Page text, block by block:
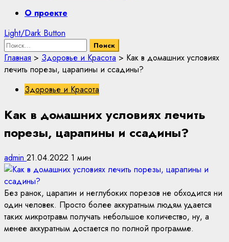
PrimaryО проекте
Light/Dark Button
Найти:
Главная > Здоровье и Красота > Как в домашних условиях
лечить порезы, царапины и ссадины?
Здоровье и Красота
Как в домашних условиях лечить
порезы, царапины и ссадины?
admin 21.04.2022 1 мин
Без ранок, царапин и неглубоких порезов не обходится ни
один человек. Просто более аккуратным людям удается
таких микротравм получать небольшое количество, ну, а
менее аккуратным достается по полной программе.